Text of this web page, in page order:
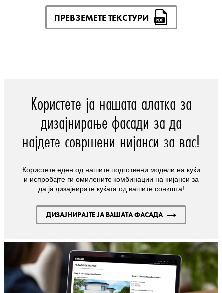
ПРЕВЗЕМЕТЕ ТЕКСТУРИ
Користете ја нашата алатка за
дизајнирање фасади за да
најдете совршени нијанси за вас!
Користете еден од нашите подготвени модели на куќи
и испробајте ги омилените комбинации на нијанси за
да ја дизајнирате куќата од вашите соништа!
ДИЗАЈНИРАЈТЕ ЈА ВАШАТА ФАСАДА